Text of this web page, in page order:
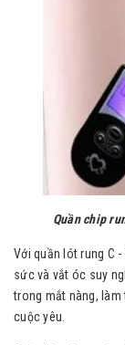
Quần chip
Với quần lót rung C
sức và vắt óc suy
trong mắt nàng,
cuộc yêu.